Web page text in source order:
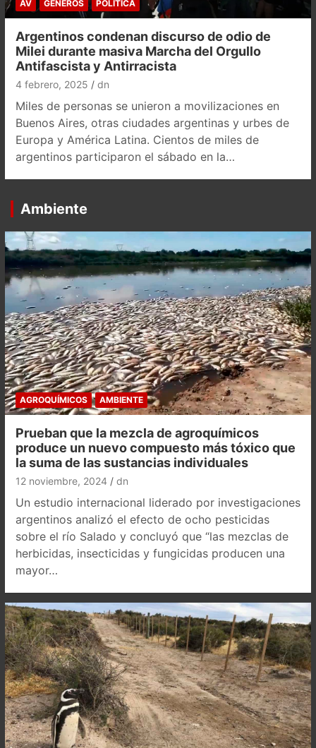
AV GÉNEROS POLÍTICA
Argentinos condenan discurso de odio de
Milei durante masiva Marcha del Orgullo
Antifascista y Antirracista
4 febrero, 2025 dn
Miles de personas se unieron a movilizaciones en
Buenos Aires, otras ciudades argentinas y urbes de
Europa y América Latina. Cientos de miles de
argentinos participaron el sábado en la…
Ambiente
AGROQUÍMICOS AMBIENTE
Prueban que la mezcla de agroquímicos
produce un nuevo compuesto más tóxico que
la suma de las sustancias individuales
12 noviembre, 2024 dn
Un estudio internacional liderado por investigaciones
argentinos analizó el efecto de ocho pesticidas
sobre el río Salado y concluyó que “las mezclas de
herbicidas, insecticidas y fungicidas producen una
mayor…